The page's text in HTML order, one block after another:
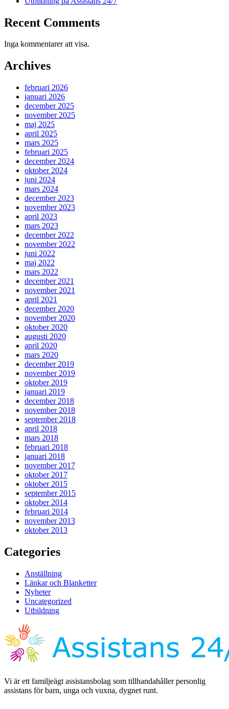
Recent Comments
Inga kommentarer att visa.
Archives
februari 2026
januari 2026
december 2025
november 2025
maj 2025
april 2025
mars 2025
februari 2025
december 2024
oktober 2024
juni 2024
mars 2024
december 2023
november 2023
april 2023
mars 2023
december 2022
november 2022
juni 2022
maj 2022
mars 2022
december 2021
november 2021
april 2021
december 2020
november 2020
oktober 2020
augusti 2020
april 2020
mars 2020
december 2019
november 2019
oktober 2019
januari 2019
december 2018
november 2018
september 2018
april 2018
mars 2018
februari 2018
januari 2018
november 2017
oktober 2017
oktober 2015
september 2015
oktober 2014
februari 2014
november 2013
oktober 2013
Categories
Anställning
Länkar och Blanketter
Nyheter
Uncategorized
Utbildning
Vi är ett familjeägt assistansbolag som tillhandahåller personlig
assistans för barn, unga och vuxna, dygnet runt.